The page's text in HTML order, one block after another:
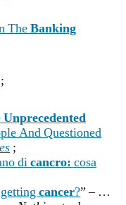
TheBanking
;
Unprecedented
And Questioned
;
dicancro: cosa
cancer?” – …